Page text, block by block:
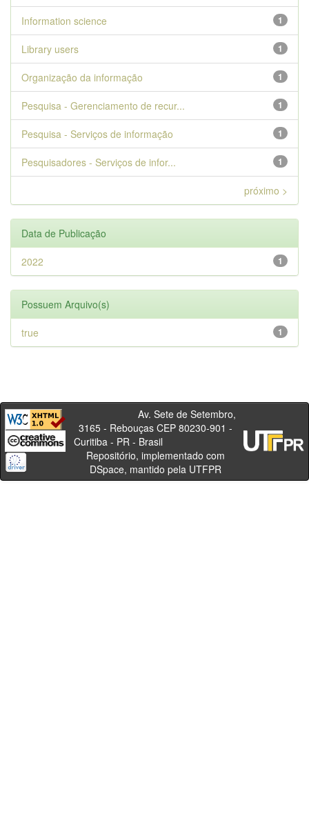
1
Information science
1
Library users
1
Organização da informação
1
Pesquisa - Gerenciamento de recur...
1
Pesquisa - Serviços de informação
1
Pesquisadores - Serviços de infor...
próximo >
Data de Publicação
1
2022
Possuem Arquivo(s)
1
true
Av. Sete de Setembro,
3165 - Rebouças CEP 80230-901 -
Curitiba - PR - Brasil
Repositório, implementado com
DSpace, mantido pela UTFPR